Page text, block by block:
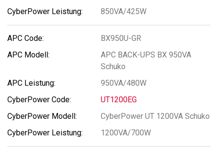
850VA/425W
BX950U-GR
APC BACK-UPS BX 950VA
Schuko
950VA/480W
UT1200EG
CyberPower UT 1200VA Schuko
1200VA/700W